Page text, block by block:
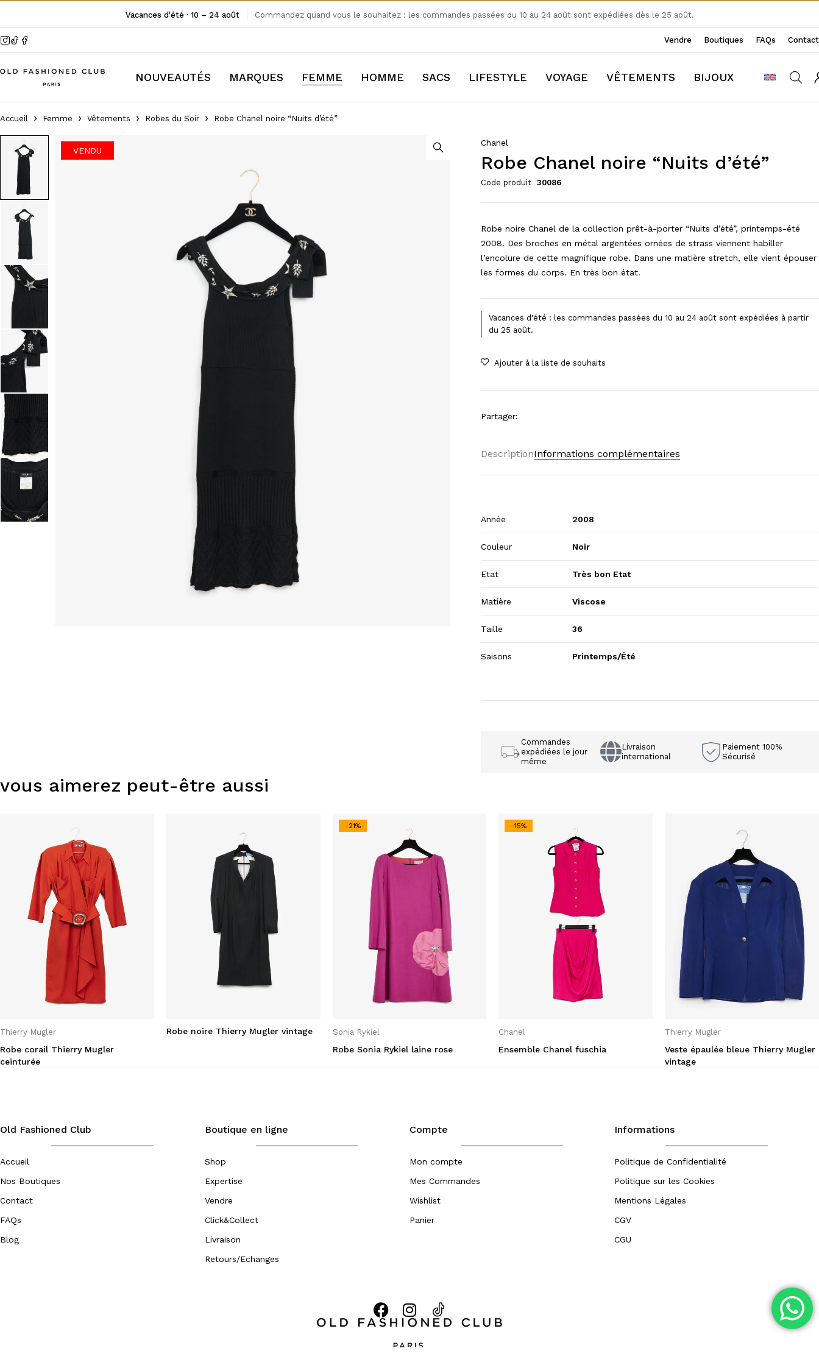
Vacances d'été · 10 – 24 août Commandez quand vous le souhaitez : les commandes passées du 10 au 24 août sont expédiées dès le 25 août.
Vendre Boutiques FAQs Contact
NOUVEAUTÉS MARQUES FEMME HOMME SACS LIFESTYLE VOYAGE VÊTEMENTS BIJOUX
Accueil Femme Vêtements Robes du Soir Robe Chanel noire “Nuits d’été”
VENDU
Chanel
Robe Chanel noire “Nuits d’été”
Code produit 30086
Robe noire Chanel de la collection prêt-à-porter “Nuits d’été”, printemps-été
2008. Des broches en métal argentées ornées de strass viennent habiller
l’encolure de cette magnifique robe. Dans une matière stretch, elle vient épouser
les formes du corps. En très bon état.
Vacances d'été : les commandes passées du 10 au 24 août sont expédiées à partir
du 25 août.
Partager:
DescriptionInformations complémentaires
Année 2008
Couleur Noir
Etat Très bon Etat
Matière Viscose
Taille 36
Saisons Printemps/Été
Commandes
expédiées le jour
même
Livraison
international
Paiement 100%
Sécurisé
vous aimerez peut-être aussi
Thierry Mugler
Robe corail Thierry Mugler
ceinturée
Robe noire Thierry Mugler vintage
-21%
Sonia Rykiel
Robe Sonia Rykiel laine rose
-15%
Chanel
Ensemble Chanel fuschia
Thierry Mugler
Veste épaulée bleue Thierry Mugler
vintage
Old Fashioned Club
Accueil
Nos Boutiques
Contact
FAQs
Blog
Boutique en ligne
Shop
Expertise
Vendre
Click&Collect
Livraison
Retours/Echanges
Compte
Mon compte
Mes Commandes
Wishlist
Panier
Informations
Politique de Confidentialité
Politique sur les Cookies
Mentions Légales
CGV
CGU